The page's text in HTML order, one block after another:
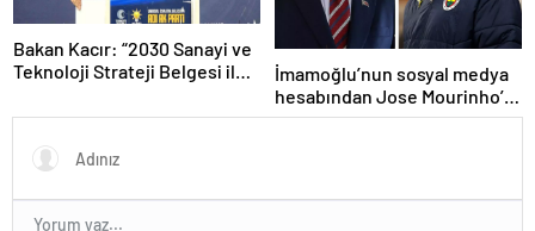
Bakan Kacır: “2030 Sanayi ve
Teknoloji Strateji Belgesi ile
devreye alınacak”
İmamoğlu’nun sosyal medya
hesabından Jose Mourinho’lu
paylaşım